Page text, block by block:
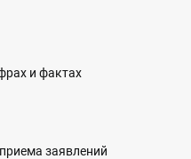
и фактах
заявлений